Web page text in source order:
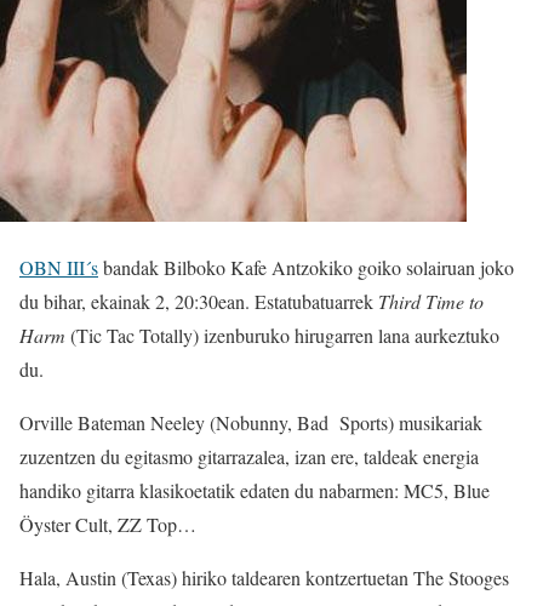
OBN III´sbandak Bilboko Kafe Antzokiko goiko solairuan joko
du bihar, ekainak 2, 20:30ean. Estatubatuarrek Third Time to
Harm (Tic Tac Totally) izenburuko hirugarren lana aurkeztuko
du.
Orville Bateman Neeley (Nobunny, Bad Sports) musikariak
zuzentzen du egitasmo gitarrazalea, izan ere, taldeak energia
handiko gitarra klasikoetatik edaten du nabarmen: MC5, Blue
Öyster Cult, ZZ Top…
Hala, Austin (Texas) hiriko taldearen kontzertuetan The Stooges